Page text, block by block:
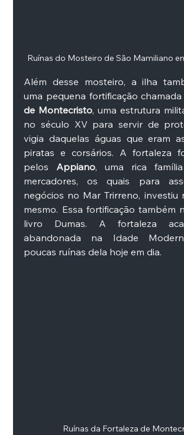
Ruínas do Mosteiro de São Mamiliano
Além desse mosteiro, a ilha
uma pequena fortificação chamada
de Montecristo, uma estrutura
no século XV para servir de
vigia daquelas águas que eram
piratas e corsários. A fortaleza
pelos Appiano, uma rica
mercadores, os quais para
negócios no Mar Trirreno, investiu
mesmo. Essa fortificação também
livro Dumas. A fortaleza
abandonada na Idade
poucas ruínas dela hoje em dia.
Ruínas da Fortaleza de